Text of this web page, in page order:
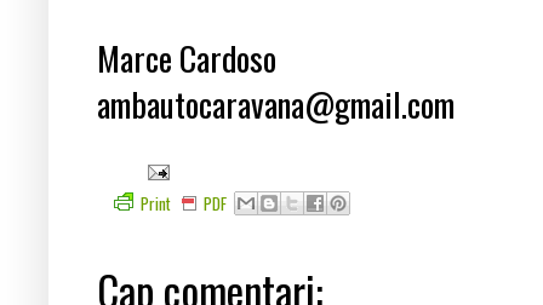
Marce Cardoso
ambautocaravana@gmail.com
Print PDF
Cap comentari: